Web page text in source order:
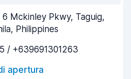
8,2
Mckinley Pkwy, Taguig,
Philippines
/ +639691301263
apertura